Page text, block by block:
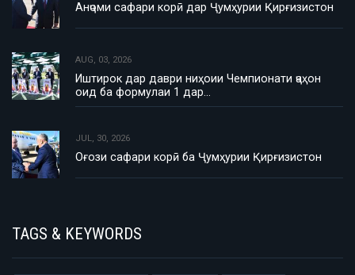
Анҷоми сафари корӣ дар Ҷумҳурии Қирғизистон
AUG, 03, 2026
Иштирок дар даври ниҳоии Чемпионати ҷаҳон
оид ба формулаи 1 дар…
JUL, 30, 2026
Оғози сафари корӣ ба Ҷумҳурии Қирғизистон
TAGS & KEYWORDS